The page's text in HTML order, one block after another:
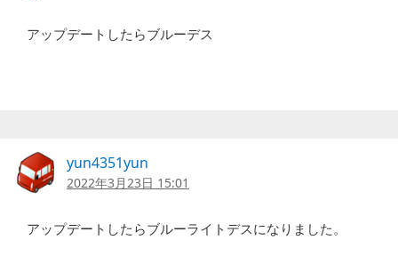
アップデートしたらブルーデス
yun4351yun
2022年3月23日 15:01
アップデートしたらブルーライトデスになりました。